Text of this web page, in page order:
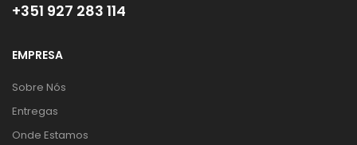
+351 927 283 114
EMPRESA
Sobre Nós
Entregas
Onde Estamos